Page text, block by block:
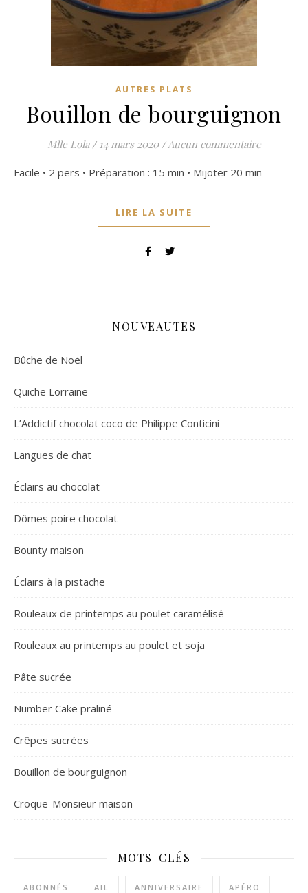
AUTRES PLATS
Bouillon de bourguignon
Mlle Lola / 14 mars 2020 /Aucun commentaire
Facile • 2 pers • Préparation : 15 min • Mijoter 20 min
LIRE LA SUITE
NOUVEAUTES
Bûche de Noël
Quiche Lorraine
L’Addictif chocolat coco de Philippe Conticini
Langues de chat
Éclairs au chocolat
Dômes poire chocolat
Bounty maison
Éclairs à la pistache
Rouleaux de printemps au poulet caramélisé
Rouleaux au printemps au poulet et soja
Pâte sucrée
Number Cake praliné
Crêpes sucrées
Bouillon de bourguignon
Croque-Monsieur maison
MOTS-CLÉS
ABONNÉS AIL ANNIVERSAIRE APÉRO